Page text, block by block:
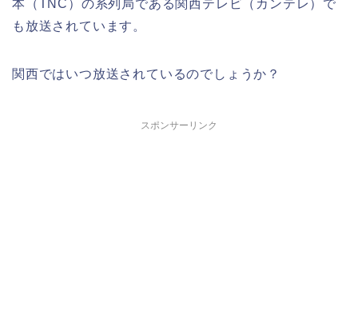
本（TNC）の系列局である関西テレビ（カンテレ）で
も放送されています。
関西ではいつ放送されているのでしょうか？
スポンサーリンク